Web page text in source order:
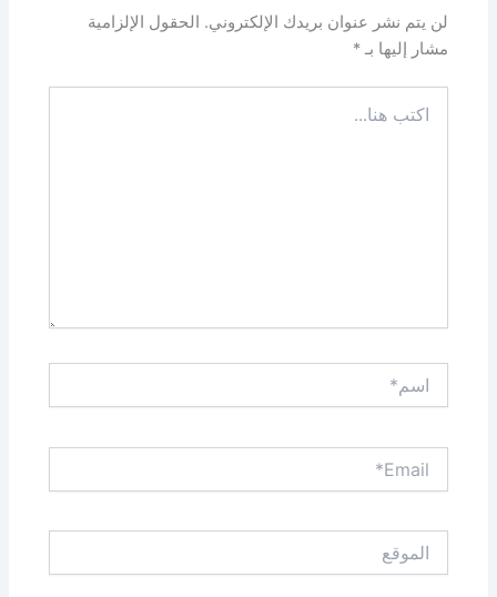
لن يتم نشر عنوان بريدك الإلكتروني. الحقول الإلزامية
مشار إليها بـ*
هنا...